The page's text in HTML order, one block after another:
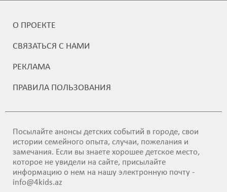
О ПРОЕКТЕ
СВЯЗАТЬСЯ С НАМИ
РЕКЛАМА
ПРАВИЛА ПОЛЬЗОВАНИЯ
Посылайте анонсы детских событий в городе, свои
истории семейного опыта, случаи, пожелания и
замечания. Если вы знаете хорошее детское место,
которое не увидели на сайте, присылайте
информацию о нем на нашу электронную почту -
info@4kids.az